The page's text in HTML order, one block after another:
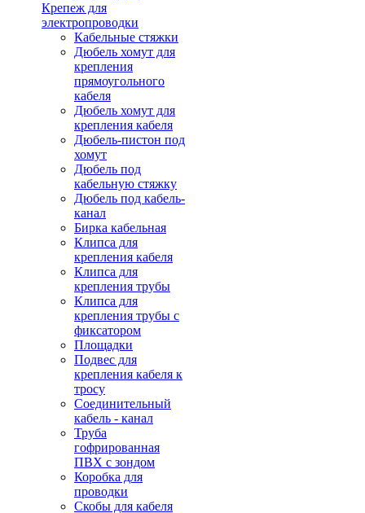
Крепеж для
электропроводки
Кабельные стяжки
Дюбель хомут для
крепления
прямоугольного
кабеля
Дюбель хомут для
крепления кабеля
Дюбель-пистон под
хомут
Дюбель под
кабельную стяжку
Дюбель под кабель-
канал
Бирка кабельная
Клипса для
крепления кабеля
Клипса для
крепления трубы
Клипса для
крепления трубы с
фиксатором
Площадки
Подвес для
крепления кабеля к
тросу
Соединительный
кабель - канал
Труба
гофрированная
ПВХ с зондом
Коробка для
проводки
Скобы для кабеля